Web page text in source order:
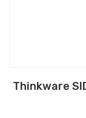
Thinkware